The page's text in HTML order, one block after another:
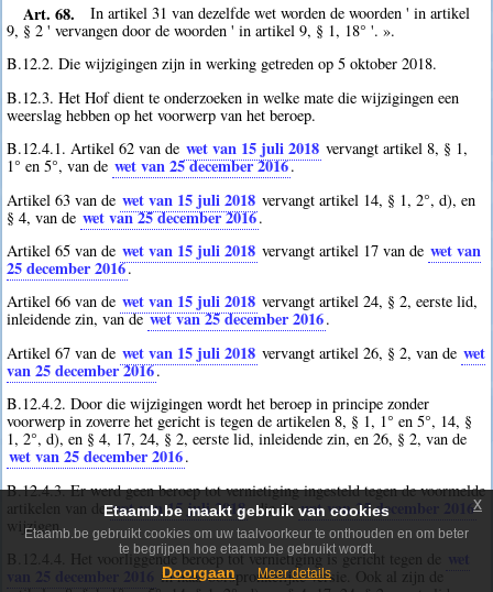
Art. 68.
In artikel 31 van dezelfde wet worden de woorden ' in artikel
9, § 2 ' vervangen door de woorden ' in artikel 9, § 1, 18° '. ».
B.12.2. Die wijzigingen zijn in werking getreden op 5 oktober 2018.
B.12.3. Het Hof dient te onderzoeken in welke mate die wijzigingen een
weerslag hebben op het voorwerp van het beroep.
B.12.4.1. Artikel 62 van de wet van 15 juli 2018 vervangt artikel 8, § 1,
1° en 5°, van de wet van 25 december 2016.
Artikel 63 van de wet van 15 juli 2018 vervangt artikel 14, § 1, 2°, d), en
§ 4, van de wet van 25 december 2016.
Artikel 65 van de wet van 15 juli 2018 vervangt artikel 17 van de wet van
25 december 2016.
Artikel 66 van de wet van 15 juli 2018 vervangt artikel 24, § 2, eerste lid,
inleidende zin, van dewet van 25 december 2016.
Artikel 67 van de wet van 15 juli 2018 vervangt artikel 26, § 2, van de wet
van 25 december 2016.
B.12.4.2. Door die wijzigingen wordt het beroep in principe zonder
voorwerp in zoverre het gericht is tegen de artikelen 8, § 1, 1° en 5°, 14, §
1, 2°, d), en § 4, 17, 24, § 2, eerste lid, inleidende zin, en 26, § 2, van de
wet van 25 december 2016.
B.12.4.3. Er werd geen beroep tot vernietiging ingesteld tegen de voormelde
artikelen van dewet van 15 juli 2018, die dewet van 25 december 2016
wijzigen.
B.12.4.4. Het voorliggende beroep tot vernietiging is gericht tegen de
in haar oorspronkelijke versie. Ook al zijn de
Etaamb.be maakt gebruik van cookies
Etaamb.be gebruikt cookies om uw taalvoorkeur te onthouden en om beter
te begrijpen hoe etaamb.be gebruikt wordt.
Doorgaan Meer details
x